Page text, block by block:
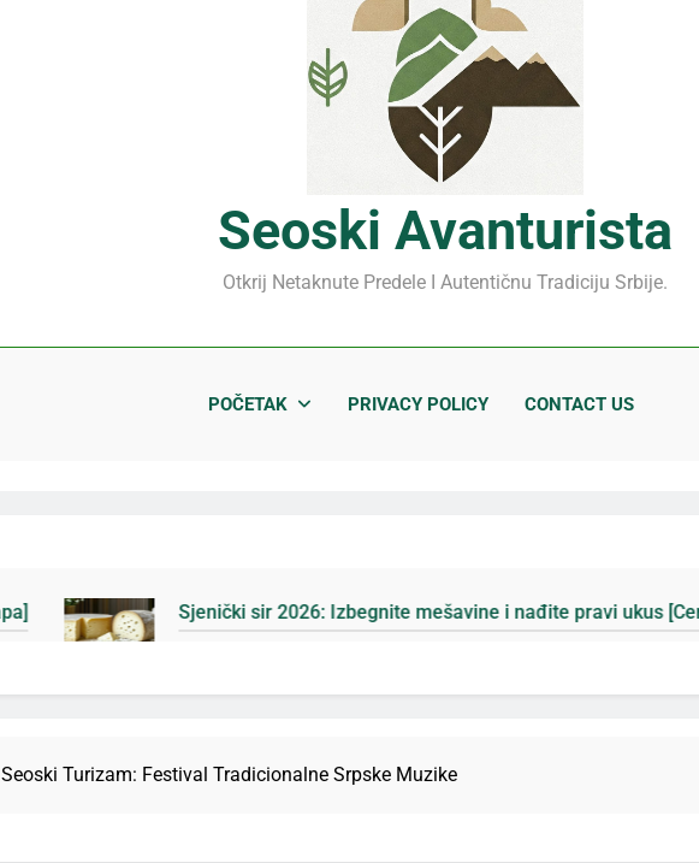
Jahorina leto 2026:
Sjenički sir 2026:
Planina Jagodnja 2026:
Seoski Avanturista
Otkrij Netaknute Predele I Autentičnu Tradiciju Srbije.
POČETAK PRIVACY POLICY CONTACT US
Sjenički sir 2026: Izbegnite mešavine i nađite pravi ukus [Cene]
Seoski Turizam: Festival Tradicionalne Srpske Muzike